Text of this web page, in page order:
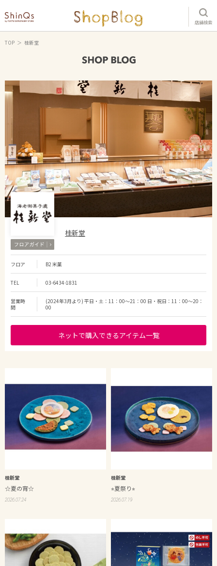
店舗検索
TOP 桂新堂
桂新堂
フロア B2 米菓
TEL 03-6434-1831
営業時
間
(2024年3月より) 平日・土：11：00～21：00 日・祝日：11：00～20：
00
ネットで購入できるアイテム一覧
桂新堂
☆夏の宵☆
2026.07.24
桂新堂
⭐︎夏祭り⭐︎
2026.07.19